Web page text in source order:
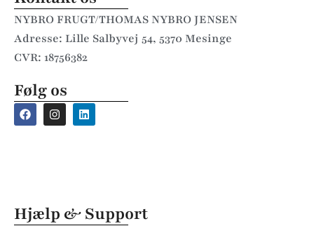
NYBRO FRUGT/THOMAS NYBRO JENSEN
Adresse: Lille Salbyvej 54, 5370 Mesinge
CVR: 18756382
Følg os
Hjælp & Support